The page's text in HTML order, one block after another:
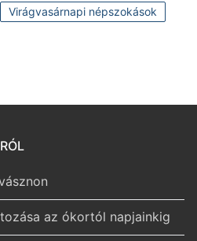
Virágvasárnapi népszokások
az ókortól napjainkig